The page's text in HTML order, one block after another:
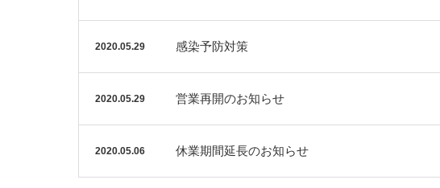
2020.05.29 感染予防対策
2020.05.29 営業再開のお知らせ
2020.05.06 休業期間延長のお知らせ